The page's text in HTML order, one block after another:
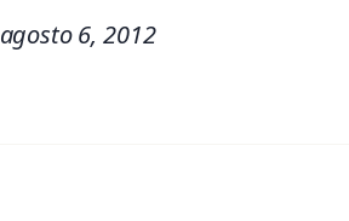
agosto 6, 2012